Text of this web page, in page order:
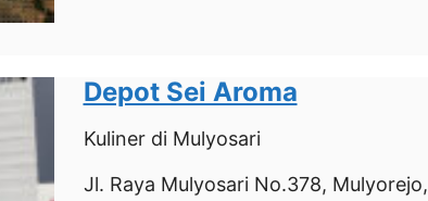
Depot Sei Aroma
Kulinerdi Mulyosari
Jl. Raya Mulyosari No.378, Mulyorejo,